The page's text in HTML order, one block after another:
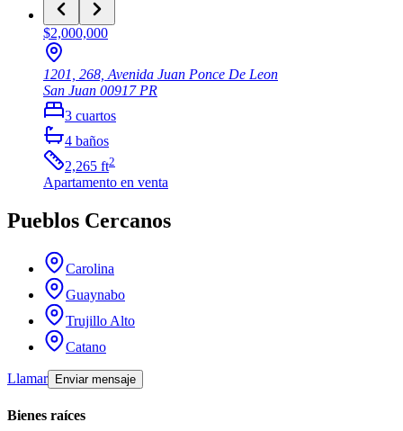
$2,000,000
1201, 268, Avenida Juan Ponce De Leon
San Juan 00917PR
3 cuartos
4 baños
2,265 ft2
Apartamento en venta
Pueblos Cercanos
Carolina
Guaynabo
Trujillo Alto
Catano
Llamar Enviar mensaje
Bienes raíces